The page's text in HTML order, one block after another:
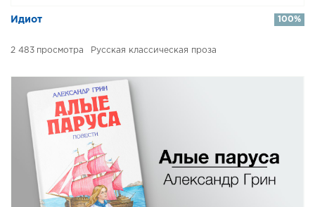
Идиот
2 483 Русская классическая проза
100%